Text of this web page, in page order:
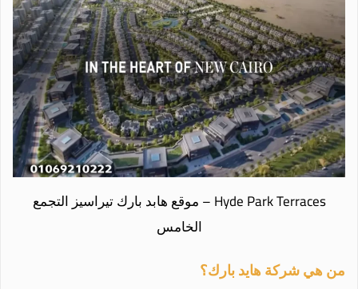
Hyde Park Terraces – موقع هابد بارك تيراسيز التجمع
الخامس
من هي شركة هايد بارك؟